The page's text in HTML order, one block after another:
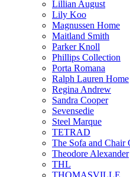
Lillian August
Lily Koo
Magnussen Home
Maitland Smith
Parker Knoll
Phillips Collection
Porta Romana
Ralph Lauren Home
Regina Andrew
Sandra Cooper
Sevensedie
Steel Marque
TETRAD
The Sofa and Chair
Theodore Alexander
THL
THOMASVILLE